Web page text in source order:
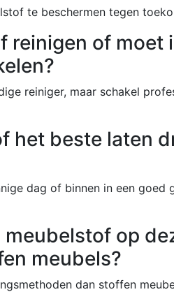
te beschermen tegen
reinigen of moet
reiniger, maar schakel
het beste laten
dag of binnen in een goed
op
meubels?
dan stoffen